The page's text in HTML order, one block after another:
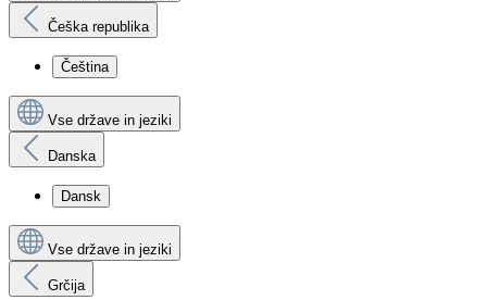
Češka republika
Čeština
Vse države in jeziki
Danska
Dansk
Vse države in jeziki
Grčija